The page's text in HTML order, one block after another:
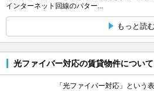
インターネット回線のパター...
もっと読
光ファイバー対応の賃貸物件につい
「光ファイバー対応」という